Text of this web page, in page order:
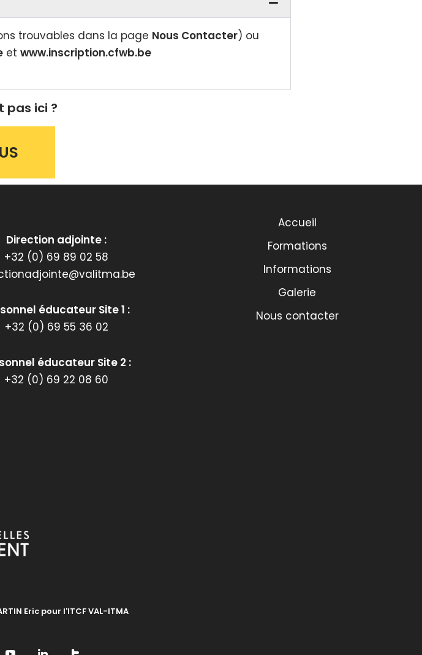
trouvables dans la page Nous Contacter) ou
et www.inscription.cfwb.be
pas ici ?
Direction adjointe :
+32 (0) 69 89 02 58
éducateur Site 1 :
+32 (0) 69 55 36 02
éducateur Site 2 :
+32 (0) 69 22 08 60
Accueil
Formations
Informations
Galerie
Nous contacter
Eric pour l'ITCF VAL-ITMA